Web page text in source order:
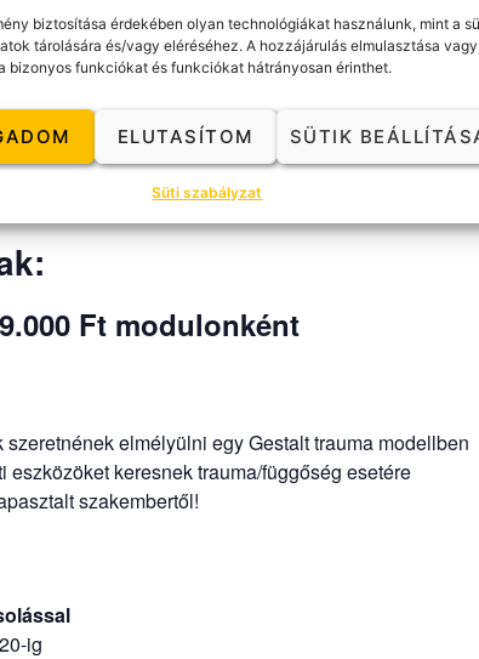
biztosítása érdekében olyan technológiákat használunk, mint a
tárolására és/vagy eléréséhez. A hozzájárulás elmulasztása vagy
bizonyos funkciókat és funkciókat hátrányosan érinthet.
ELUTASÍTOM SÜTIK
Süti szabályzat
(2024 novembere vagy online elvégzés is
Ft modulonként
elmélyülni egy Gestalt trauma modellben
keresnek trauma/függőség esetére
szakembertől!
ig